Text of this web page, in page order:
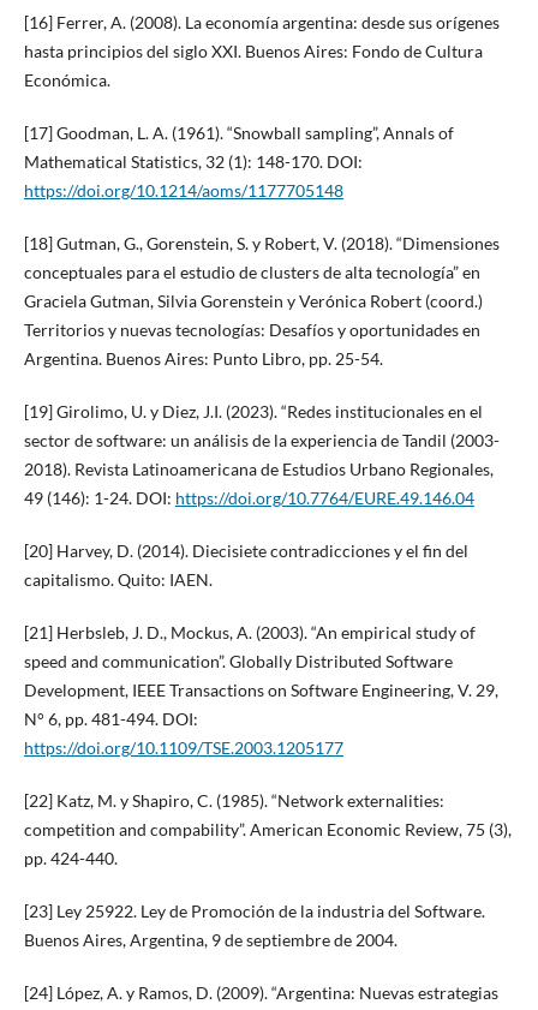
[16] Ferrer, A. (2008). La economía argentina: desde sus orígenes
hasta principios del siglo XXI. Buenos Aires: Fondo de Cultura
Económica.
[17] Goodman, L. A. (1961). “Snowball sampling”, Annals of
Mathematical Statistics, 32 (1): 148-170. DOI:
https://doi.org/10.1214/aoms/1177705148
[18] Gutman, G., Gorenstein, S. y Robert, V. (2018). “Dimensiones
conceptuales para el estudio de clusters de alta tecnología” en
Graciela Gutman, Silvia Gorenstein y Verónica Robert (coord.)
Territorios y nuevas tecnologías: Desafíos y oportunidades en
Argentina. Buenos Aires: Punto Libro, pp. 25-54.
[19] Girolimo, U. y Diez, J.I. (2023). “Redes institucionales en el
sector de software: un análisis de la experiencia de Tandil (2003-
2018). Revista Latinoamericana de Estudios Urbano Regionales,
49 (146): 1-24. DOI: https://doi.org/10.7764/EURE.49.146.04
[20] Harvey, D. (2014). Diecisiete contradicciones y el fin del
capitalismo. Quito: IAEN.
[21] Herbsleb, J. D., Mockus, A. (2003). “An empirical study of
speed and communication”. Globally Distributed Software
Development, IEEE Transactions on Software Engineering, V. 29,
N° 6, pp. 481-494. DOI:
https://doi.org/10.1109/TSE.2003.1205177
[22] Katz, M. y Shapiro, C. (1985). “Network externalities:
competition and compability”. American Economic Review, 75 (3),
pp. 424-440.
[23] Ley 25922. Ley de Promoción de la industria del Software.
Buenos Aires, Argentina, 9 de septiembre de 2004.
[24] López, A. y Ramos, D. (2009). “Argentina: Nuevas estrategias